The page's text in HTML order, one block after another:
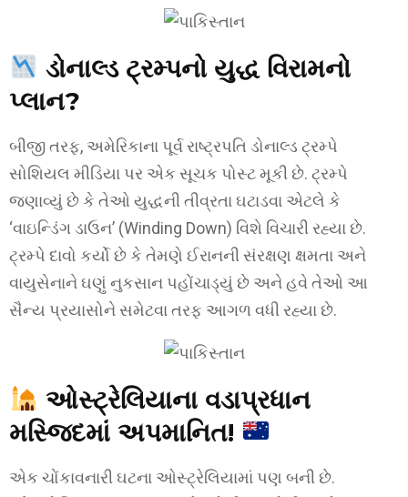
ડોનાલ્ડ ટ્રમ્પનો યુદ્ધ વિરામનો
પ્લાન?
બીજી તરફ, અમેરિકાના પૂર્વ રાષ્ટ્રપતિ ડોનાલ્ડ ટ્રમ્પે
સોશિયલ મીડિયા પર એક સૂચક પોસ્ટ મૂકી છે. ટ્રમ્પે
જણાવ્યું છે કે તેઓ યુદ્ધની તીવ્રતા ઘટાડવા એટલે કે
‘વાઇન્ડિંગ ડાઉન’ (Winding Down) વિશે વિચારી રહ્યા છે.
ટ્રમ્પે દાવો કર્યો છે કે તેમણે ઈરાનની સંરક્ષણ ક્ષમતા અને
વાયુસેનાને ઘણું નુકસાન પહોંચાડ્યું છે અને હવે તેઓ આ
સૈન્ય પ્રયાસોને સમેટવા તરફ આગળ વધી રહ્યા છે.
ઓસ્ટ્રેલિયાના વડાપ્રધાન
મસ્જિદમાં અપમાનિત!
એક ચોંકાવનારી ઘટના ઓસ્ટ્રેલિયામાં પણ બની છે.